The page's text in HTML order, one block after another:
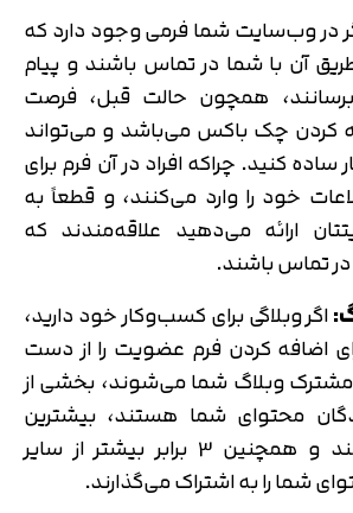
در وب‌سایت شما فرمی وجود دارد که
طریق آن با شما در تماس باشند و پیام
همچون حالت قبل، فرصت
کردن چک باکس می‌باشد و می‌تواند
کنید. چراکه افراد در آن فرم برای
خود را وارد می‌کنند، و قطعاً به
ارائه می‌دهید علاقه‌مندند که
تماس باشند.
اگر وبلاگی برای کسب‌وکار خود دارید،
اضافه کردن فرم عضویت را از دست
مشترک وبلاگ شما می‌شوند، بخشی از
محتوای شما هستند، بیشترین
نظرات را می‌نویسند و همچنین 3 برابر بیشتر از سایر
شما را به اشتراک می‌گذارند.